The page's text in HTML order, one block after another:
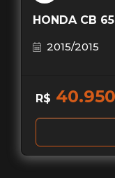
HONDA CB
2015/2015
R$ 40.950